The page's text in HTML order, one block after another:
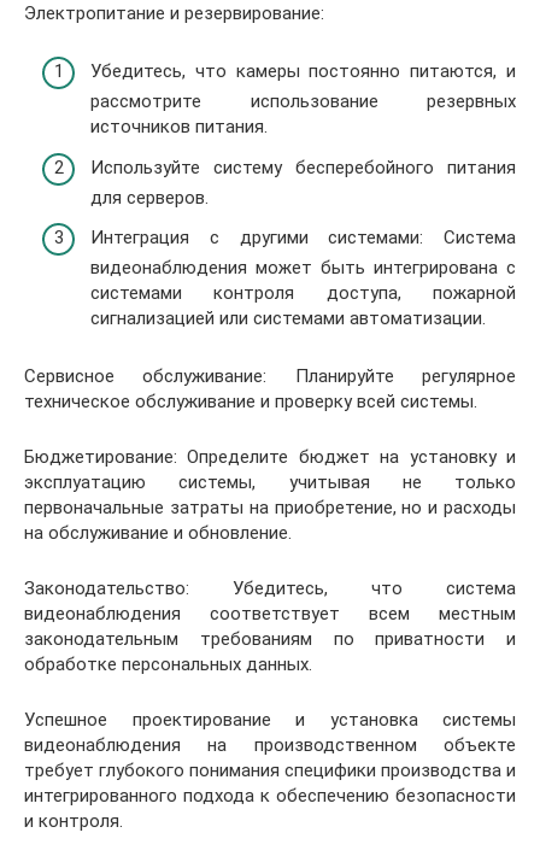
Электропитание и резервирование:
Убедитесь, что камеры постоянно питаются, и
рассмотрите использование резервных
источников питания.
Используйте систему бесперебойного питания
для серверов.
Интеграция с другими системами: Система
видеонаблюдения может быть интегрирована с
системами контроля доступа, пожарной
сигнализацией или системами автоматизации.
Сервисное обслуживание: Планируйте регулярное
техническое обслуживание и проверку всей системы.
Бюджетирование: Определите бюджет на установку и
эксплуатацию системы, учитывая не только
первоначальные затраты на приобретение, но и расходы
на обслуживание и обновление.
Законодательство: Убедитесь, что система
видеонаблюдения соответствует всем местным
законодательным требованиям по приватности и
обработке персональных данных.
Успешное проектирование и установка системы
видеонаблюдения на производственном объекте
требует глубокого понимания специфики производства и
интегрированного подхода к обеспечению безопасности
и контроля.